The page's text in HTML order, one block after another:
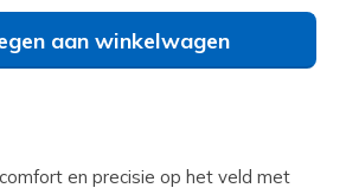
aan winkelwagen
en precisie op het veld met